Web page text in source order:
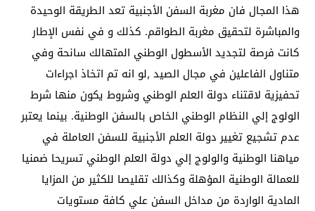
هذا المجال فان مغربة السفن الأجنبية تعد الطريقة الوحيدة
والمباشرة لتحقيق مغربة الطواقم. كذلك و في نفس الإطار
كانت فرصة لتجديد الأسطول الوطني المتهالك سانحة وفي
متناول الفاعلين في مجال الصيد ,لو انه تم اتخاذ اجراءات
تحفيزية لاقتناء دولة العلم الوطني وشروط يكون منها شرط
الولوج إلي النظام الوطني الخاص بالسفن الوطنية. بينما يعتبر
عدم تشجيع تغيير دولة العلم الأجنبية للسفن العاملة في
مياهنا الوطنية والولوج إلي دولة العلم الوطني تسريحا ضمنيا
للعمالة الوطنية المؤهلة وكذالك تقليصا للكثير من المزايا
المادية الواردة من مداخل السفن علي كافة مستويات